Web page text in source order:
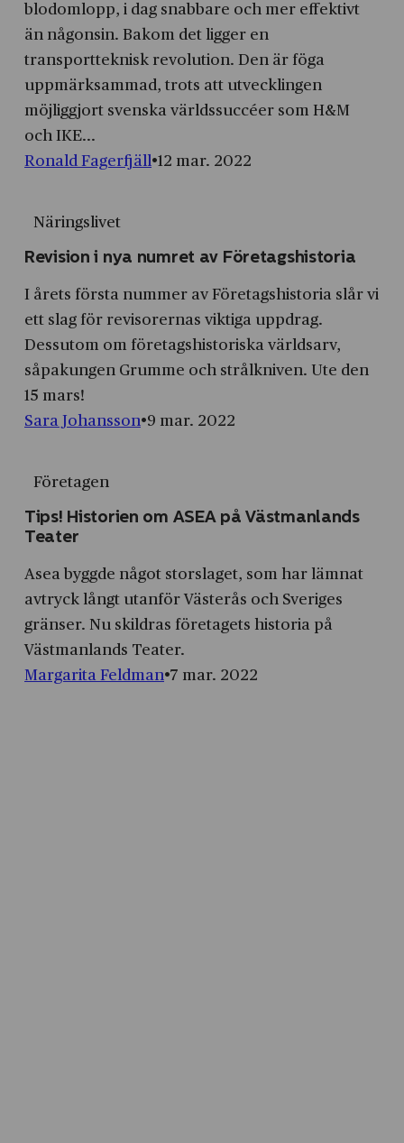
blodomlopp, i dag snabbare och mer effektivt
än någonsin. Bakom det ligger en
transportteknisk revolution. Den är föga
uppmärksammad, trots att utvecklingen
möjliggjort svenska världssuccéer som H&M
och IKE...
Ronald Fagerfjäll 12 mar. 2022
Näringslivet
Revision i nya numret av Företagshistoria
I årets första nummer av Företagshistoria slår vi
ett slag för revisorernas viktiga uppdrag.
Dessutom om företagshistoriska världsarv,
såpakungen Grumme och strålkniven. Ute den
15 mars!
Sara Johansson 9 mar. 2022
Företagen
Tips! Historien om ASEA på Västmanlands
Teater
Asea byggde något storslaget, som har lämnat
avtryck långt utanför Västerås och Sveriges
gränser. Nu skildras företagets historia på
Västmanlands Teater.
Margarita Feldman 7 mar. 2022